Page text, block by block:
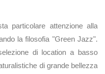
particolare attenzione alla
la filosofia "Green Jazz".
di location a basso
di grande bellezza